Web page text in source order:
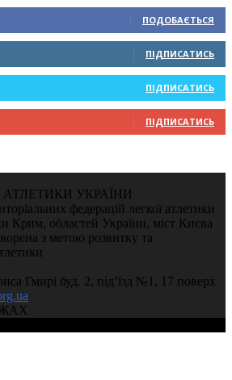
ПОДОБАЄТЬСЯ
ПІДПИСАТИСЬ
ПІДПИСАТИСЬ
ПІДПИСАТИСЬ
АТЛЕТИКИ УКРАЇНИ
федерацій легкої атлетики
Крим, областей України, міст Києва
з метою розвитку та
Гмирі буд. 2, під’їзд №1, 17 поверх